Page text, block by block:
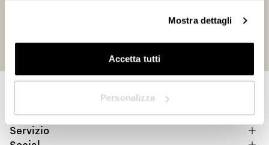
Mostra dettagli
Accetta tutti
Personalizza
Corporate
Servizio